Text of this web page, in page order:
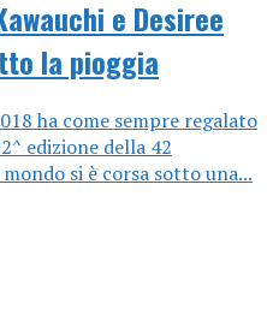
e Desiree
la pioggia
ha come sempre regalato
edizione della 42
si è corsa sotto una...